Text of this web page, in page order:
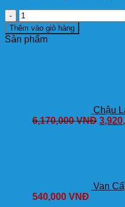
Sen
Cây
TOTO
DM907CS/TBG11302VA/
Thêm vào giỏ hàng
Sản phẩm
Chậu
6,170,000VNĐ
Van
540,000VNĐ